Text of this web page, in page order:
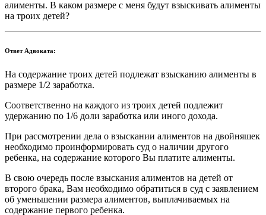
алименты. В каком размере с меня будут взыскивать алименты
на троих детей?
Ответ Адвоката:
На содержание троих детей подлежат взысканию алименты в
размере 1/2 заработка.
Соответственно на каждого из троих детей подлежит
удержанию по 1/6 доли заработка или иного дохода.
При рассмотрении дела о взыскании алиментов на двойняшек
необходимо проинформировать суд о наличии другого
ребенка, на содержание которого Вы платите алименты.
В свою очередь после взыскания алиментов на детей от
второго брака, Вам необходимо обратиться в суд с заявлением
об уменьшении размера алиментов, выплачиваемых на
содержание первого ребенка.